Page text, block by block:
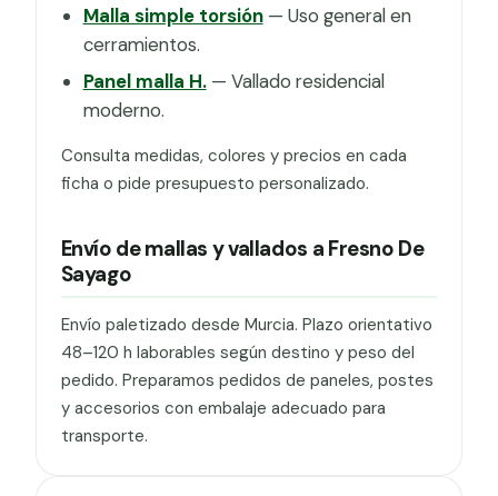
Malla simple torsión— Uso general en
cerramientos.
Panel malla H.— Vallado residencial
moderno.
Consulta medidas, colores y precios en cada
ficha o pide presupuesto personalizado.
Envío de mallas y vallados a Fresno De
Sayago
Envío paletizado desde Murcia. Plazo orientativo
48–120 h laborables según destino y peso del
pedido. Preparamos pedidos de paneles, postes
y accesorios con embalaje adecuado para
transporte.